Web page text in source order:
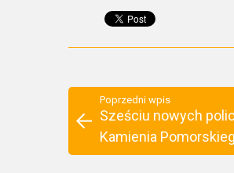
Poprzedni wpis
Sześciu nowych
Kamienia